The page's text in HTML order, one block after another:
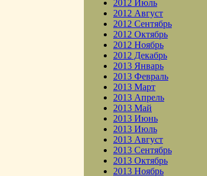
2012 Июль
2012 Август
2012 Сентябрь
2012 Октябрь
2012 Ноябрь
2012 Декабрь
2013 Январь
2013 Февраль
2013 Март
2013 Апрель
2013 Май
2013 Июнь
2013 Июль
2013 Август
2013 Сентябрь
2013 Октябрь
2013 Ноябрь